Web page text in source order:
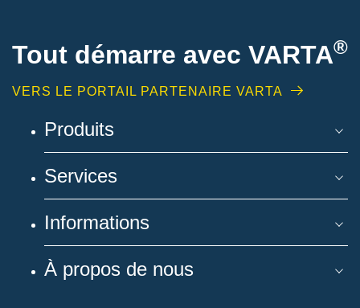
Tout démarre avec VARTA®
VERS LE PORTAIL PARTENAIRE VARTA
Produits
Services
Informations
À propos de nous